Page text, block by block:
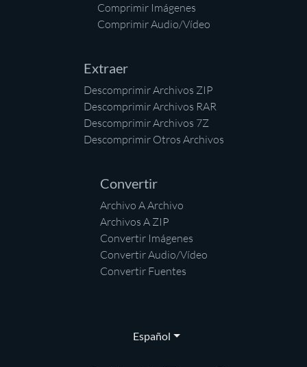
Comprimir Imágenes
Comprimir Audio/Vídeo
Extraer
Descomprimir Archivos ZIP
Descomprimir Archivos RAR
Descomprimir Archivos 7Z
Descomprimir Otros Archivos
Convertir
Archivo A Archivo
Archivos A ZIP
Convertir Imágenes
Convertir Audio/Vídeo
Convertir Fuentes
Español